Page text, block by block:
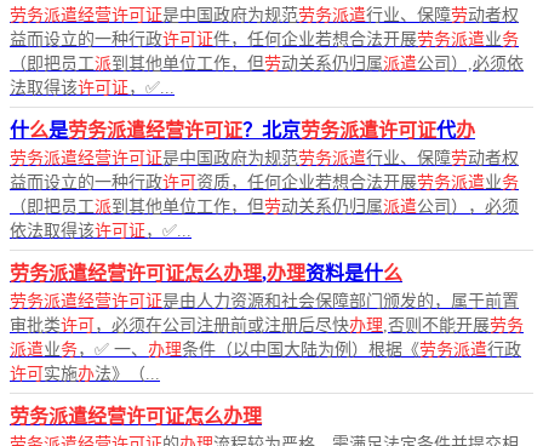
劳务派遣经营许可证是中国政府为规范劳务派遣行业、保障劳动者权
益而设立的一种行政许可证件，任何企业若想合法开展劳务派遣业务
（即把员工派到其他单位工作，但劳动关系仍归属派遣公司）,必须依
法取得该许可证 ，✅...
什么是劳务派遣经营许可证？北京劳务派遣许可证代办
劳务派遣经营许可证是中国政府为规范劳务派遣行业、保障劳动者权
益而设立的一种行政许可 资质，任何企业若想合法开展劳务派遣业务
（即把员工派到其他单位工作，但劳动关系仍归属派遣公司），必须
依法取得该许可证 ，✅...
劳务派遣经营许可证怎么办理,办理资料是什么
劳务派遣经营许可证是由人力资源和社会保障部门颁发的，属于前置
审批类许可 ，必须在公司注册前或注册后尽快办理,否则不能开展劳务
派遣业务，✅ 一、 办理条件（以中国大陆为例）根据《劳务派遣行政
许可 实施办法》（...
劳务派遣经营许可证怎么办理